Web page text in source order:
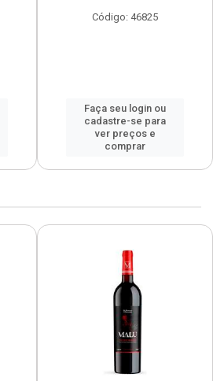
Código: 46825
Faça seu login ou
cadastre-se para
ver preços e
comprar